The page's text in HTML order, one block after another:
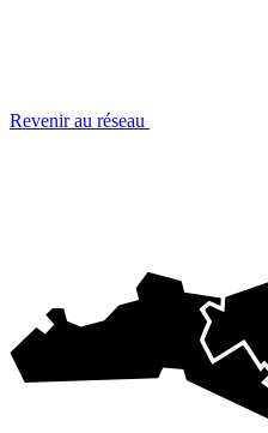
Revenir au réseau